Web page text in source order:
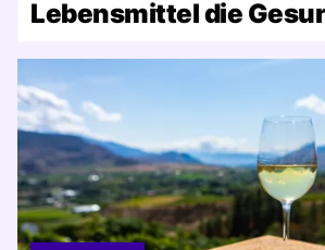
Lebensmittel die